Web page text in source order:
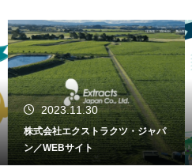
2023.11.30
株式会社エクストラクツ・ジャパ
ン／WEBサイト